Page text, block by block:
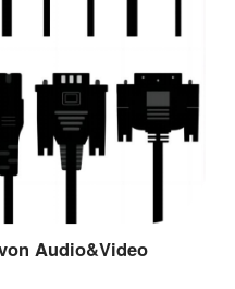
Audio&Video